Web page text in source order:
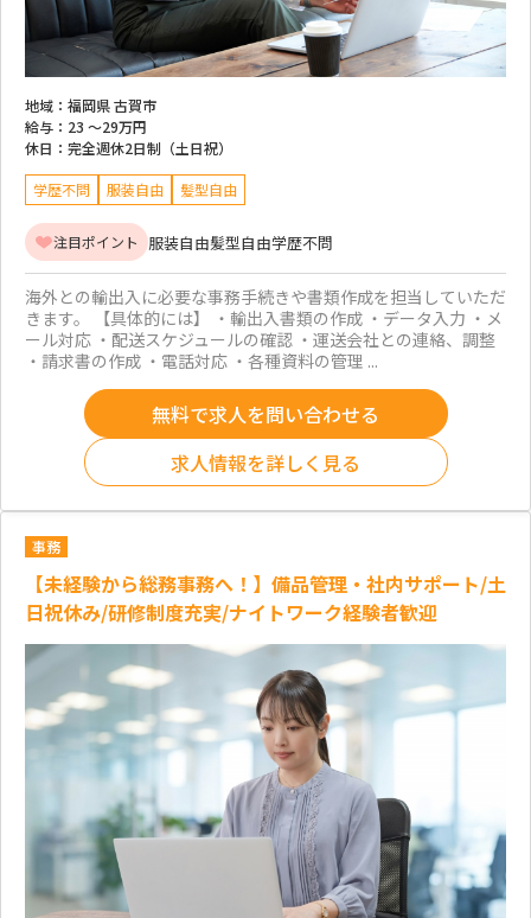
地域： 福岡県 古賀市
給与： 23 ～29万円
休日： 完全週休2日制（土日祝）
学歴不問 服装自由 髪型自由
注目ポイント 服装自由髪型自由学歴不問
海外との輸出入に必要な事務手続きや書類作成を担当していただ
きます。 【具体的には】 ・輸出入書類の作成 ・データ入力 ・メ
ール対応 ・配送スケジュールの確認 ・運送会社との連絡、調整
・請求書の作成 ・電話対応 ・各種資料の管理 ...
無料で求人を問い合わせる
求人情報を詳しく見る
事務
【未経験から総務事務へ！】備品管理・社内サポート/土
日祝休み/研修制度充実/ナイトワーク経験者歓迎